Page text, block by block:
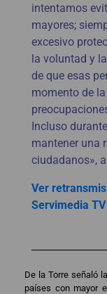
intentamos
mayores;
excesivo
la voluntad y
de que esas
momento de
Incluso
mantener una
ciudadanos»,
Ver
Servimedia TV
De la Torre señaló
países con mayor